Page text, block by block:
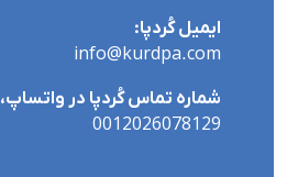
ایمیل کُردپا:
info@kurdpa.com
شماره تماس کُردپا در
0012026078129